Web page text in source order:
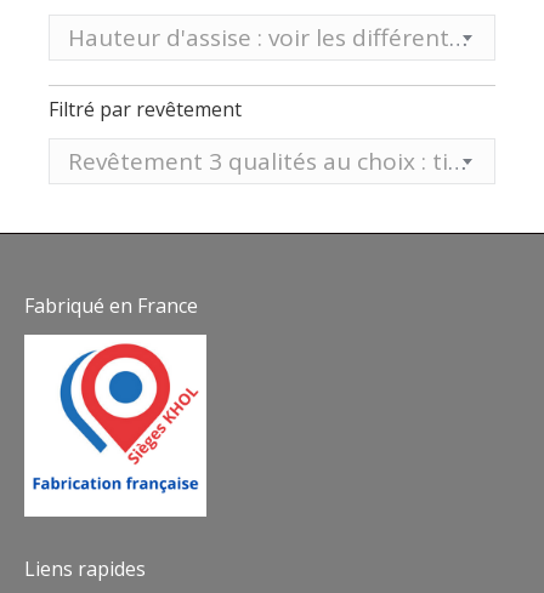
Hauteur d'assise : voir les différentes hauteurs sur tableau ci-dessous
Filtré par revêtement
Revêtement 3 qualités au choix : tissu, vinyle aspect mat EP ou vinyle aspect lisse ST
Fabriqué en France
Liens rapides